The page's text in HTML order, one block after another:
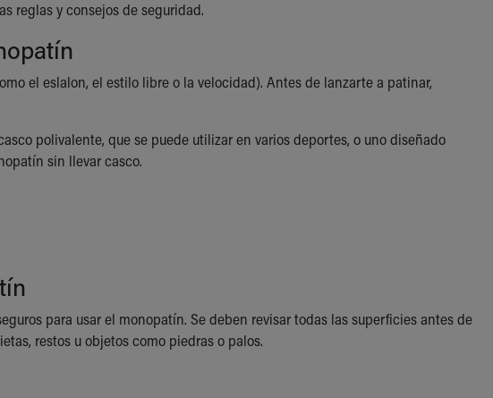
reglas y consejos de seguridad.
el eslalon, el estilo libre o la velocidad). Antes de lanzarte a patinar,
polivalente, que se puede utilizar en varios deportes, o uno diseñado
sin llevar casco.
para usar el monopatín. Se deben revisar todas las superficies antes de
restos u objetos como piedras o palos.